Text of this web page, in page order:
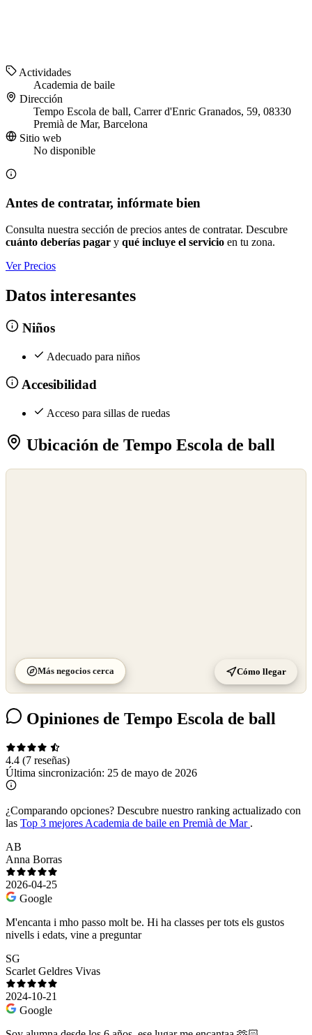
Actividades
Academia de baile
Dirección
Tempo Escola de ball, Carrer d'Enric Granados, 59, 08330
Premià de Mar, Barcelona
Sitio web
No disponible
Antes de contratar, infórmate bien
Consulta nuestra sección de precios antes de contratar. Descubre
cuánto deberías pagar y qué incluye el servicio en tu zona.
Ver Precios
Datos interesantes
Niños
Adecuado para niños
Accesibilidad
Acceso para sillas de ruedas
Ubicación de Tempo Escola de ball
Más negocios cerca Cómo llegar
Opiniones de Tempo Escola de ball
4.4 (7 reseñas)
Última sincronización: 25 de mayo de 2026
¿Comparando opciones? Descubre nuestro ranking actualizado con
las Top 3 mejores Academia de baile en Premià de Mar .
AB
Anna Borras
2026-04-25
Google
M'encanta i mho passo molt be. Hi ha classes per tots els gustos
nivells i edats, vine a preguntar
SG
Scarlet Geldres Vivas
2024-10-21
Google